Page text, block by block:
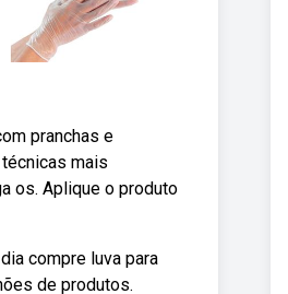
pranchas e
mais
os. Aplique o produto
compre luva para
de produtos.